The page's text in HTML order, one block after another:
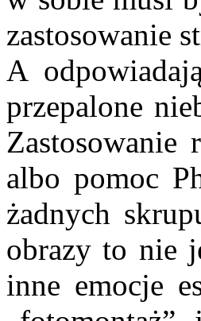
zastosowanie
A
przepalone
Zastosowanie
albo pomoc
żadnych
obrazy to nie
inne emocje